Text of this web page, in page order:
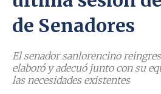
de Senadores
El senador sanlorencino
elaboró y adecuó junto con su
las necesidades existentes